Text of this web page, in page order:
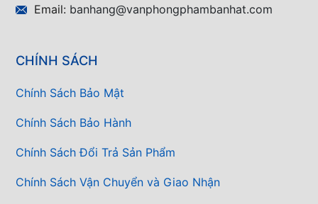
Email: banhang@vanphongphambanhat.com
CHÍNH SÁCH
Chính Sách Bảo Mật
Chính Sách Bảo Hành
Chính Sách Đổi Trả Sản Phẩm
Chính Sách Vận Chuyển và Giao Nhận